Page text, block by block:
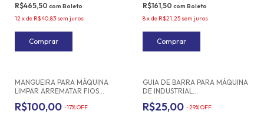
R$465,50 com Boleto
12xde R$40,83 sem juros
R$161,50 com Boleto
8xde R$21,25 sem juros
MANGUEIRA PARA MÁQUINA
LIMPAR ARREMATAR FIOS
R$100,00 -17%OFF
GUIA DE BARRA PARA MÁQUINA
DE INDUSTRIAL
R$25,00 -29%OFF